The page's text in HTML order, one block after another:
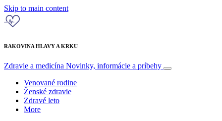
Skip to main content
RAKOVINA HLAVY A KRKU
Zdravie a medicína Novinky, informácie a príbehy
Venované rodine
Ženské zdravie
Zdravé leto
More